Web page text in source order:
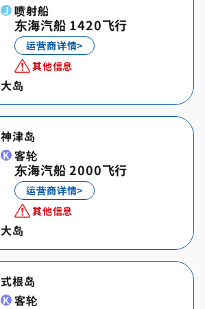
喷射船
东海汽船 1420飞行
运营商详情>
其他信息
大岛
神津岛
客轮
东海汽船 2000飞行
运营商详情>
其他信息
大岛
式根岛
客轮